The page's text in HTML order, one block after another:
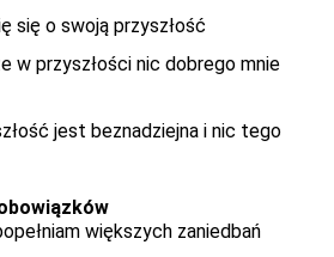
się o swoją przyszłość
w przyszłości nic dobrego mnie
jest beznadziejna i nic tego
większych zaniedbań